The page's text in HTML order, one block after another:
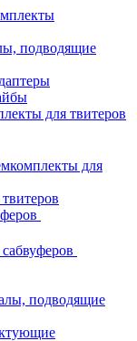
подводящие
для твитеров
для
подводящие